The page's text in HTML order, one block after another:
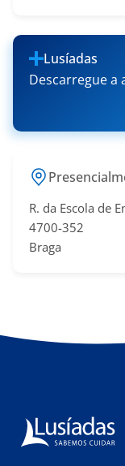
Lusíadas
Descarregue a
R. da Escola de
4700-352
Braga